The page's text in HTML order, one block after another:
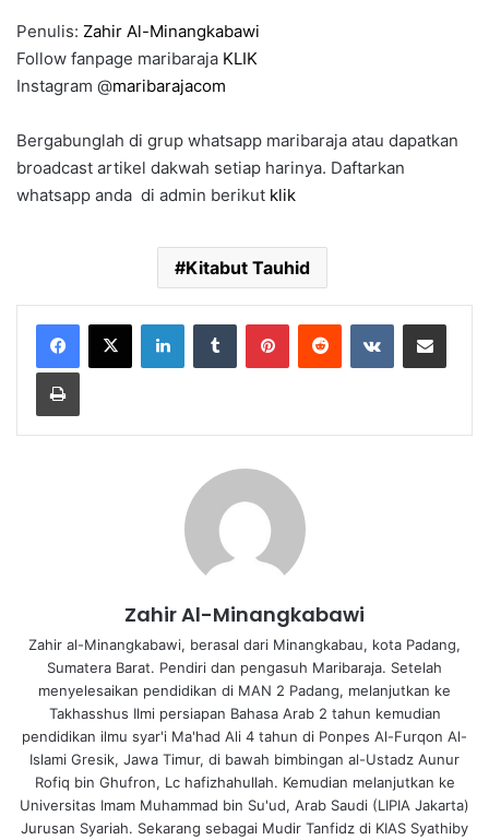
Penulis: Zahir Al-Minangkabawi
Follow fanpage maribaraja KLIK
Instagram @maribarajacom
Bergabunglah di grup whatsapp maribaraja atau dapatkan
broadcast artikel dakwah setiap harinya. Daftarkan
whatsapp anda di admin berikut klik
Kitabut Tauhid
Zahir Al-Minangkabawi
Zahir al-Minangkabawi, berasal dari Minangkabau, kota Padang,
Sumatera Barat. Pendiri dan pengasuh Maribaraja. Setelah
menyelesaikan pendidikan di MAN 2 Padang, melanjutkan ke
Takhasshus Ilmi persiapan Bahasa Arab 2 tahun kemudian
pendidikan ilmu syar'i Ma'had Ali 4 tahun di Ponpes Al-Furqon Al-
Islami Gresik, Jawa Timur, di bawah bimbingan al-Ustadz Aunur
Rofiq bin Ghufron, Lc hafizhahullah. Kemudian melanjutkan ke
Universitas Imam Muhammad bin Su'ud, Arab Saudi (LIPIA Jakarta)
Jurusan Syariah. Sekarang sebagai Mudir Tanfidz di KIAS Syathiby